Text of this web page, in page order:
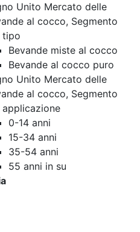
Unito Mercato delle
al cocco, Segmento
tipo
Bevande miste al cocco
Bevande al cocco puro
Unito Mercato delle
al cocco, Segmento
applicazione
0-14 anni
15-34 anni
35-54 anni
55 anni in su